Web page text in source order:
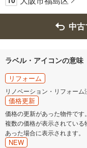
中
ラベル・アイコンの意味
リフォーム
リノベーション・リフォーム
価格更新
価格の更新があった物件です。
複数の価格が表示されてい
あった場合に表示されます。
NEW